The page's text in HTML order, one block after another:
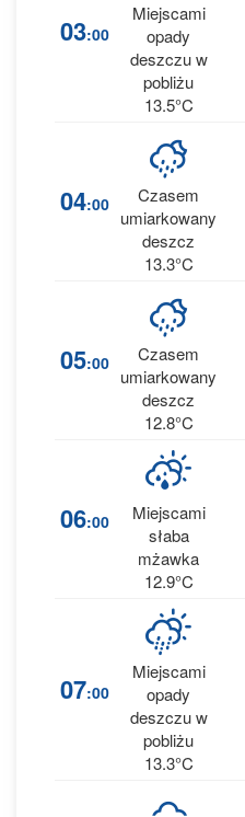
03:00
Miejscami
opady
deszczu w
pobliżu
13.5°C
04:00
Czasem
umiarkowany
deszcz
13.3°C
05:00
Czasem
umiarkowany
deszcz
12.8°C
06:00
Miejscami
słaba
mżawka
12.9°C
07:00
Miejscami
opady
deszczu w
pobliżu
13.3°C